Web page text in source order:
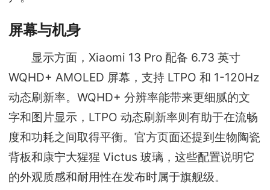
屏幕与机身
显示方面，Xiaomi 13 Pro 配备 6.73 英寸
WQHD+ AMOLED 屏幕，支持 LTPO 和 1-120Hz
动态刷新率。WQHD+ 分辨率能带来更细腻的文
字和图片显示，LTPO 动态刷新率则有助于在流畅
度和功耗之间取得平衡。官方页面还提到生物陶瓷
背板和康宁大猩猩 Victus 玻璃，这些配置说明它
的外观质感和耐用性在发布时属于旗舰级。